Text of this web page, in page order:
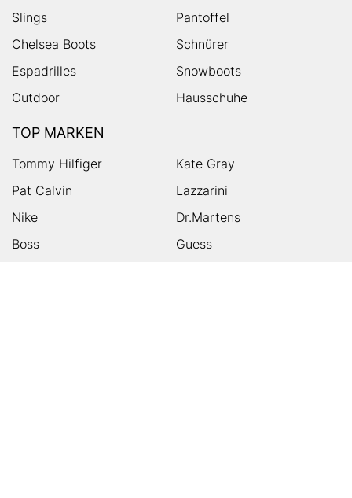
Slings
Pantoffel
Chelsea Boots
Schnürer
Espadrilles
Snowboots
Outdoor
Hausschuhe
TOP MARKEN
Tommy Hilfiger
Kate Gray
Pat Calvin
Lazzarini
Nike
Dr.Martens
Boss
Guess